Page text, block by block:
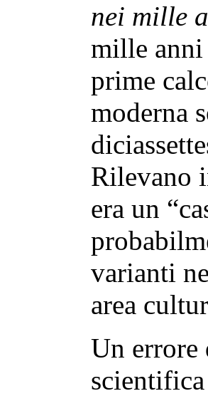
nei mille
mille anni
prime
moderna
Rilevano
era un
varianti
area
Un